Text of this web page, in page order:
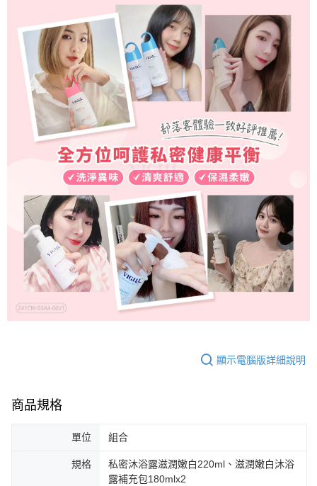
顯示電腦版詳細說明
商品規格
單位 組合
規格
私密沐浴露滋潤嫩白220ml、滋潤嫩白沐浴
露補充包180mlx2